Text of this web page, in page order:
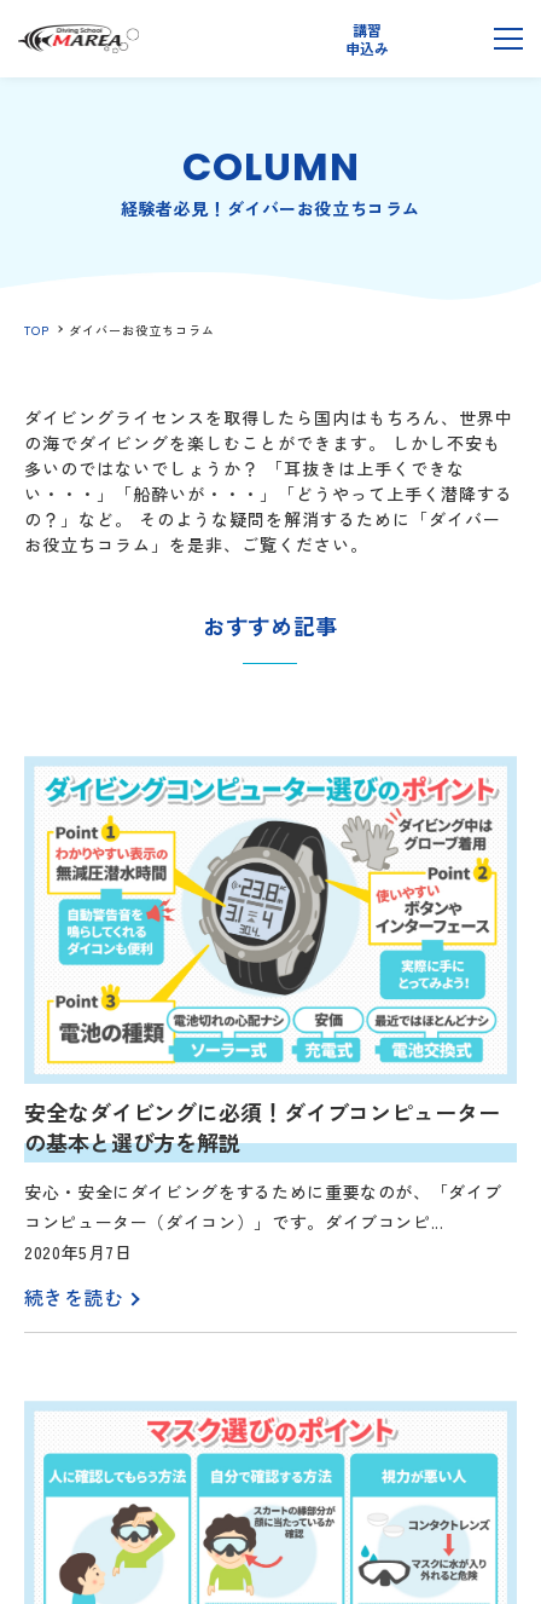
講習
申込み
COLUMN
経験者必見！ダイバーお役立ちコラム
TOP ダイバーお役立ちコラム
ダイビングライセンスを取得したら国内はもちろん、世界中
の海でダイビングを楽しむことができます。 しかし不安も
多いのではないでしょうか？ 「耳抜きは上手くできな
い・・・」「船酔いが・・・」「どうやって上手く潜降する
の？」など。 そのような疑問を解消するために「ダイバー
お役立ちコラム」を是非、ご覧ください。
おすすめ記事
安全なダイビングに必須！ダイブコンピューター
の基本と選び方を解説
安心・安全にダイビングをするために重要なのが、「ダイブ
コンピューター（ダイコン）」です。ダイブコンピ...
2020年5月7日
続きを読む